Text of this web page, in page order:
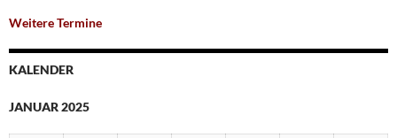
Weitere Termine
KALENDER
JANUAR 2025